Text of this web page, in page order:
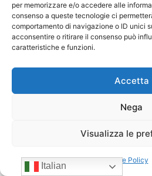
per memorizzare e/o accedere alle
consenso a queste tecnologie ci
comportamento di navigazione o ID unici
acconsentire o ritirare il consenso può
caratteristiche e funzioni.
Accetta
Nega
Visualizza le
Cookie Policy
Presidente di
quadriennio
Italian